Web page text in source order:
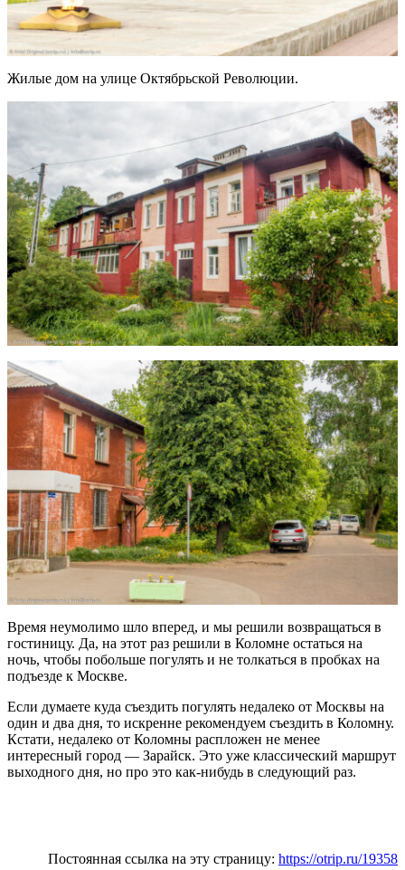
Жилые дом на улице Октябрьской Революции.
Время неумолимо шло вперед, и мы решили возвращаться в
гостиницу. Да, на этот раз решили в Коломне остаться на
ночь, чтобы побольше погулять и не толкаться в пробках на
подъезде к Москве.
Если думаете куда съездить погулять недалеко от Москвы на
один и два дня, то искренне рекомендуем съездить в Коломну.
Кстати, недалеко от Коломны распложен не менее
интересный город — Зарайск. Это уже классический маршрут
выходного дня, но про это как-нибудь в следующий раз.
Постоянная ссылка на эту страницу: https://otrip.ru/19358